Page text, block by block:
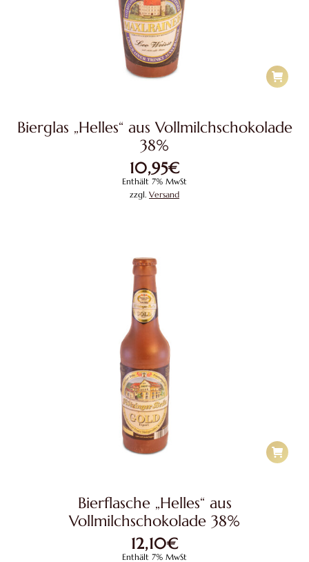
Bierglas „Helles“ aus Vollmilchschokolade
38%
10,95€
Enthält 7% MwSt
zzgl. Versand
Bierflasche „Helles“ aus
Vollmilchschokolade 38%
12,10€
Enthält 7% MwSt